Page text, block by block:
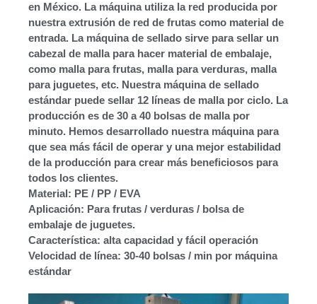
en México. La máquina utiliza la red producida por
nuestra extrusión de red de frutas como material de
entrada. La máquina de sellado sirve para sellar un
cabezal de malla para hacer material de embalaje,
como malla para frutas, malla para verduras, malla
para juguetes, etc. Nuestra máquina de sellado
estándar puede sellar 12 líneas de malla por ciclo. La
producción es de 30 a 40 bolsas de malla por
minuto. Hemos desarrollado nuestra máquina para
que sea más fácil de operar y una mejor estabilidad
de la producción para crear más beneficiosos para
todos los clientes.
Material: PE / PP / EVA
Aplicación: Para frutas / verduras / bolsa de
embalaje de juguetes.
Característica: alta capacidad y fácil operación
Velocidad de línea: 30-40 bolsas / min por máquina
estándar